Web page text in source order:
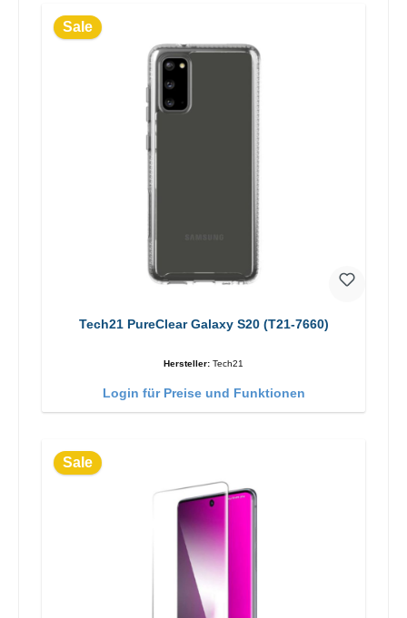
Sale
Tech21 PureClear Galaxy S20 (T21-7660)
Hersteller: Tech21
Login für Preise und Funktionen
Sale